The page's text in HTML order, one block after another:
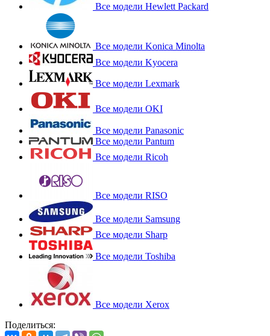
Все модели Hewlett Packard
Все модели Konica Minolta
Все модели Kyocera
Все модели Lexmark
Все модели OKI
Все модели Panasonic
Все модели Pantum
Все модели Ricoh
Все модели RISO
Все модели Samsung
Все модели Sharp
Все модели Toshiba
Все модели Xerox
Поделиться: